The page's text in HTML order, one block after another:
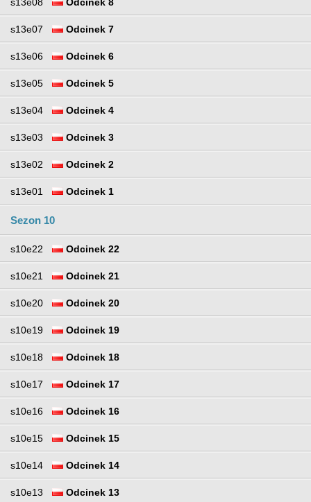
s13e07 Odcinek 7
s13e06 Odcinek 6
s13e05 Odcinek 5
s13e04 Odcinek 4
s13e03 Odcinek 3
s13e02 Odcinek 2
s13e01 Odcinek 1
Sezon 10
s10e22 Odcinek 22
s10e21 Odcinek 21
s10e20 Odcinek 20
s10e19 Odcinek 19
s10e18 Odcinek 18
s10e17 Odcinek 17
s10e16 Odcinek 16
s10e15 Odcinek 15
s10e14 Odcinek 14
s10e13 Odcinek 13